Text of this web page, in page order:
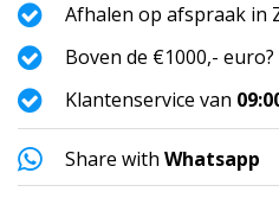
Afhalen op afspraak in
Boven de €1000,-
Klantenservice van
Share with Whatsapp